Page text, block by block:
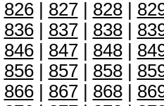
826| 827| 828|
836| 837| 838|
846| 847| 848|
856| 857| 858|
866| 867| 868|